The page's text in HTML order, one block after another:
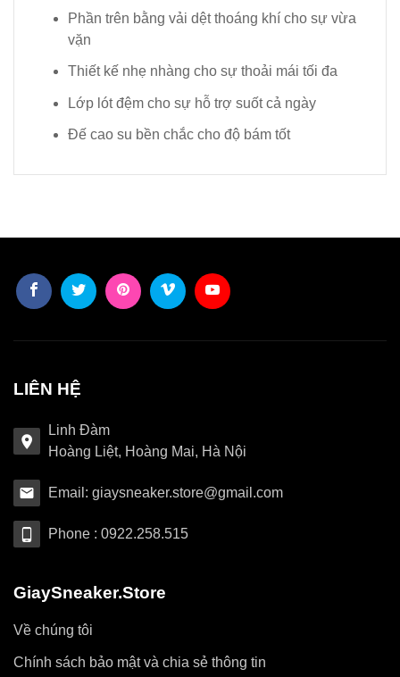
Phần trên bằng vải dệt thoáng khí cho sự vừa
vặn
Thiết kế nhẹ nhàng cho sự thoải mái tối đa
Lớp lót đệm cho sự hỗ trợ suốt cả ngày
Đế cao su bền chắc cho độ bám tốt
LIÊN HỆ
Linh Đàm
Hoàng Liệt, Hoàng Mai, Hà Nội
Email: giaysneaker.store@gmail.com
Phone : 0922.258.515
GiaySneaker.Store
Về chúng tôi
Chính sách bảo mật và chia sẻ thông tin